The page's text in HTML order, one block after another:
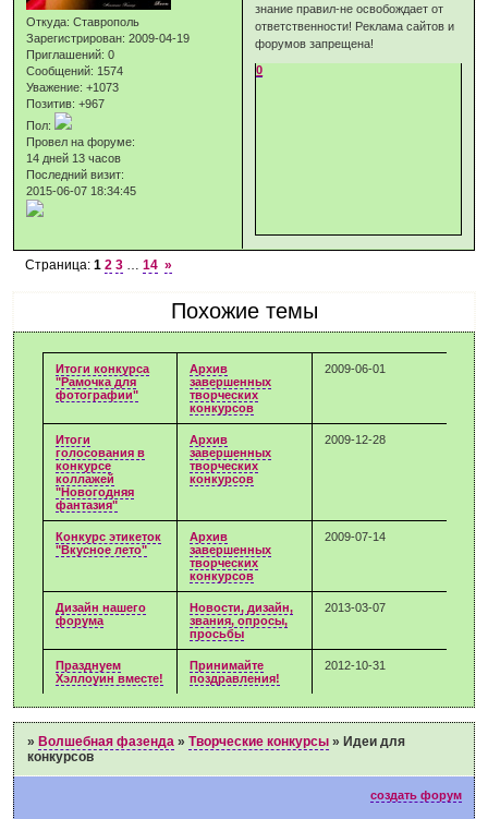
Откуда: Ставрополь
Зарегистрирован: 2009-04-19
Приглашений: 0
Сообщений: 1574
Уважение: +1073
Позитив: +967
Пол:
Провел на форуме:
14 дней 13 часов
Последний визит:
2015-06-07 18:34:45
знание правил-не освобождает от
ответственности! Реклама сайтов и
форумов запрещена!
0
Страница:1 2 3 14 »
Похожие темы
Итоги конкурса
"Рамочка для
фотографии"
Архив
завершенных
творческих
конкурсов
2009-06-01
Итоги
голосования в
конкурсе
коллажей
"Новогодняя
фантазия"
Архив
завершенных
творческих
конкурсов
2009-12-28
Конкурс этикеток
"Вкусное лето"
Архив
завершенных
творческих
конкурсов
2009-07-14
Дизайн нашего
форума
Новости, дизайн,
звания, опросы,
просьбы
2013-03-07
Празднуем
Хэллоуин вместе!
Принимайте
поздравления!
2012-10-31
» Волшебная фазенда »Творческие конкурсы » Идеи для
конкурсов
создать форум